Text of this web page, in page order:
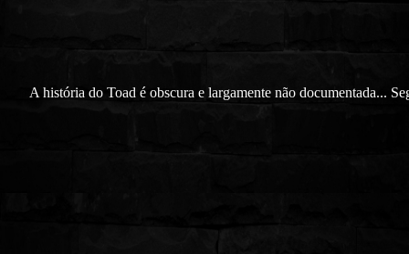
A história do Toad é obscura e largamente não documentada...